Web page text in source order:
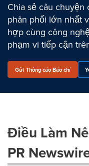
Chia sẻ câu
phân phối lớn nhất
hợp cùng công
phạm vi tiếp cận
Gửi Thông cáo Báo chí
Điều Làm
PR